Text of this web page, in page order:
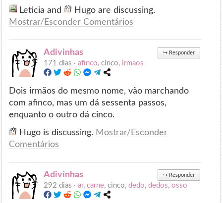
Leticia and
Hugo are discussing.
Mostrar/Esconder Comentários
Adivinhas ↪ Responder
171 dias ·afinco, cinco, irmaos
Dois irmãos do mesmo nome, vão marchando
com afinco, mas um dá sessenta passos,
enquanto o outro dá cinco.
Hugo is discussing. Mostrar/Esconder
Comentários
Adivinhas ↪ Responder
292 dias ·ar,carne, cinco,dedo,dedos,osso